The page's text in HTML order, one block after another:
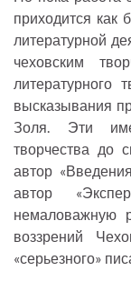
приходится как
литературной
чеховским
литературного
высказывания
Золя. Эти
творчества до
автор
автор
немаловажную
воззрений
«серьезного»